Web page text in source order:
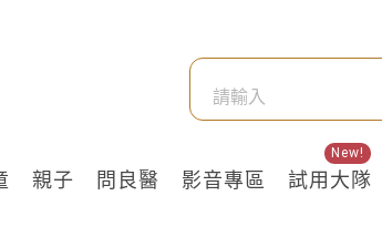
親子 問良醫 影音專區 試用大隊
New!